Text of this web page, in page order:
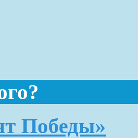
Победы»